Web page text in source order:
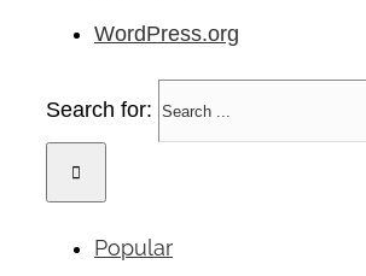
WordPress.org
Search for:
Popular